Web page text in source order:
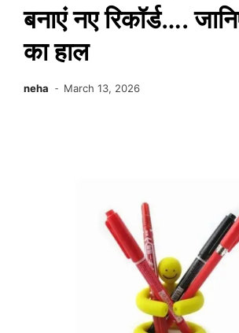
बनाएं नए रिकॉर्ड….
का हाल
neha March 13, 2026